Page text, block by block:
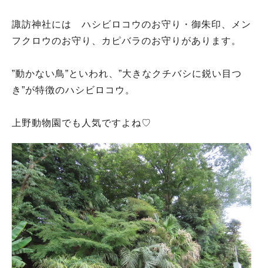
諏訪神社には ハシビロコウのお守り・御朱印、メン
フクロウのお守り、カピバラのお守りがあります。
”動かない鳥”といわれ、”大きなクチバシに鋭い目つ
き”が特徴のハシビロコウ。
上野動物園でも人気ですよね♡